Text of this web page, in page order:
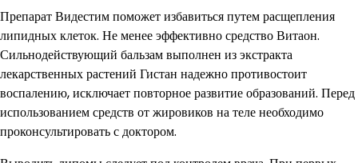
Препарат Видестим поможет избавиться путем расщепления
липидных клеток. Не менее эффективно средство Витаон.
Сильнодействующий бальзам выполнен из экстракта
лекарственных растений Гистан надежно противостоит
воспалению, исключает повторное развитие образований. Перед
использованием средств от жировиков на теле необходимо
проконсультировать с доктором.